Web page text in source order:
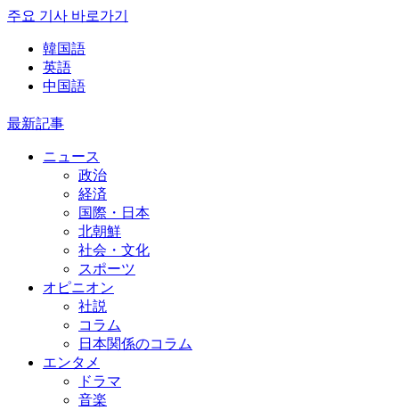
주요 기사 바로가기
韓国語
英語
中国語
最新記事
ニュース
政治
経済
国際・日本
北朝鮮
社会・文化
スポーツ
オピニオン
社説
コラム
日本関係のコラム
エンタメ
ドラマ
音楽